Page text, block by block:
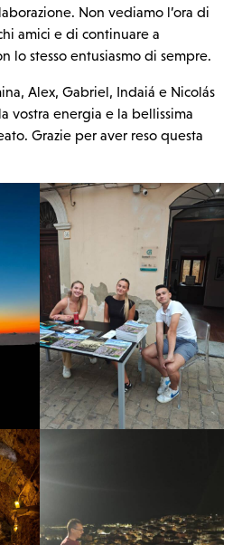
Non vediamo l’ora di
amici e di continuare a
lo stesso entusiasmo di sempre.
Alex, Gabriel, Indaiá e Nicolás
vostra energia e la bellissima
Grazie per aver reso questa